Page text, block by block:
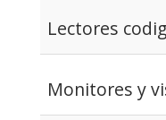
Lectores
Monitores y